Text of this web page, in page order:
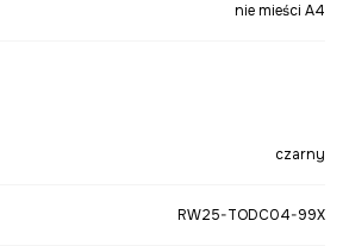
nie mieści A4
czarny
RW25-TODC04-99X